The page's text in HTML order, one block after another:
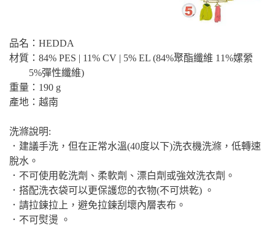
品名：HEDDA
材質：84% PES | 11% CV | 5% EL (84%聚酯纖維 11%嫘縈
5%彈性纖維)
重量：190 g
產地：越南
洗滌說明:
．建議手洗，但在正常水溫(40度以下)洗衣機洗滌，低轉速
脫水。
．不可使用乾洗劑、柔軟劑、漂白劑或強效洗衣劑。
．搭配洗衣袋可以更保護您的衣物(不可烘乾) 。
．請拉鍊拉上，避免拉鍊刮壞內層表布。
．不可熨燙 。